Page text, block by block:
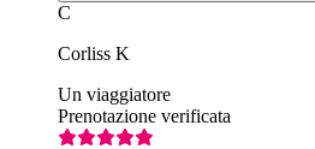
C
Corliss K
Un viaggiatore
Prenotazione verificata